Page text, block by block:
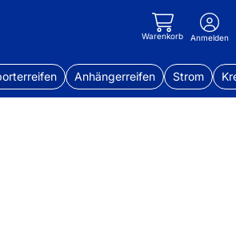
Warenkorb Anmelden
Anhängerreifen Strom